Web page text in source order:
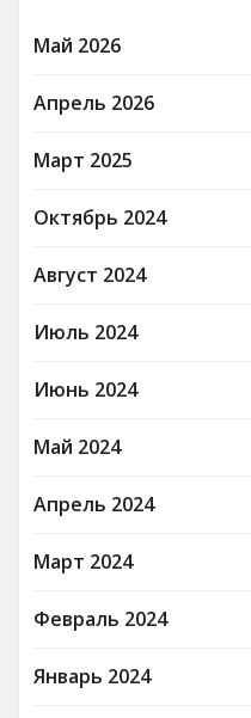
Май 2026
Апрель 2026
Март 2025
Октябрь 2024
Август 2024
Июль 2024
Июнь 2024
Май 2024
Апрель 2024
Март 2024
Февраль 2024
Январь 2024